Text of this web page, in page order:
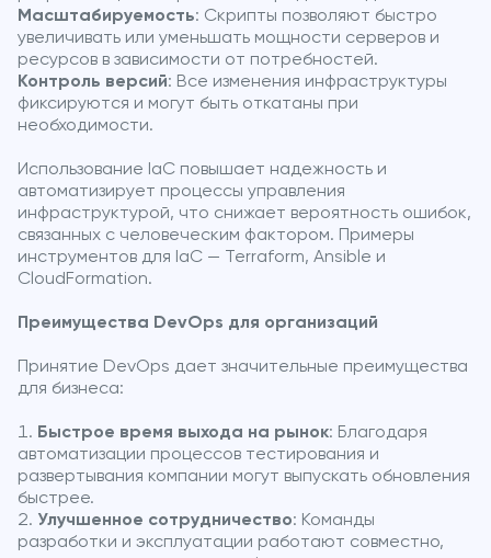
Масштабируемость: Скрипты позволяют быстро
увеличивать или уменьшать мощности серверов и
ресурсов в зависимости от потребностей.
Контроль версий: Все изменения инфраструктуры
фиксируются и могут быть откатаны при
необходимости.
Использование IaC повышает надежность и
автоматизирует процессы управления
инфраструктурой, что снижает вероятность ошибок,
связанных с человеческим фактором. Примеры
инструментов для IaC — Terraform, Ansible и
CloudFormation.
Преимущества DevOps для организаций
Принятие DevOps дает значительные преимущества
для бизнеса:
Быстрое время выхода на рынок: Благодаря
автоматизации процессов тестирования и
развертывания компании могут выпускать обновления
быстрее.
Улучшенное сотрудничество: Команды
разработки и эксплуатации работают совместно,